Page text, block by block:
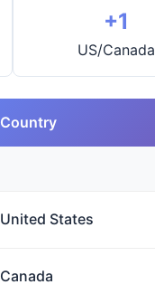
+1
US/Canada
Country
United States
Canada